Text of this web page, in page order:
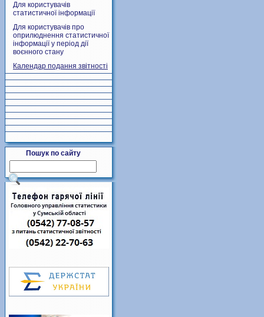
Для користувачів
статистичної інформації
Для користувачів про
оприлюднення статистичної
інформації у період дії
воєнного стану
Календар подання звітності
Пошук по сайту